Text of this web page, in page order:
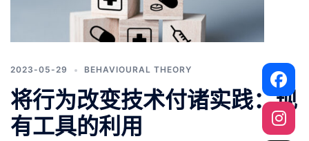
2023-05-29 BEHAVIOURAL THEORY
将行为改变技术付诸实践：现
有工具的利用